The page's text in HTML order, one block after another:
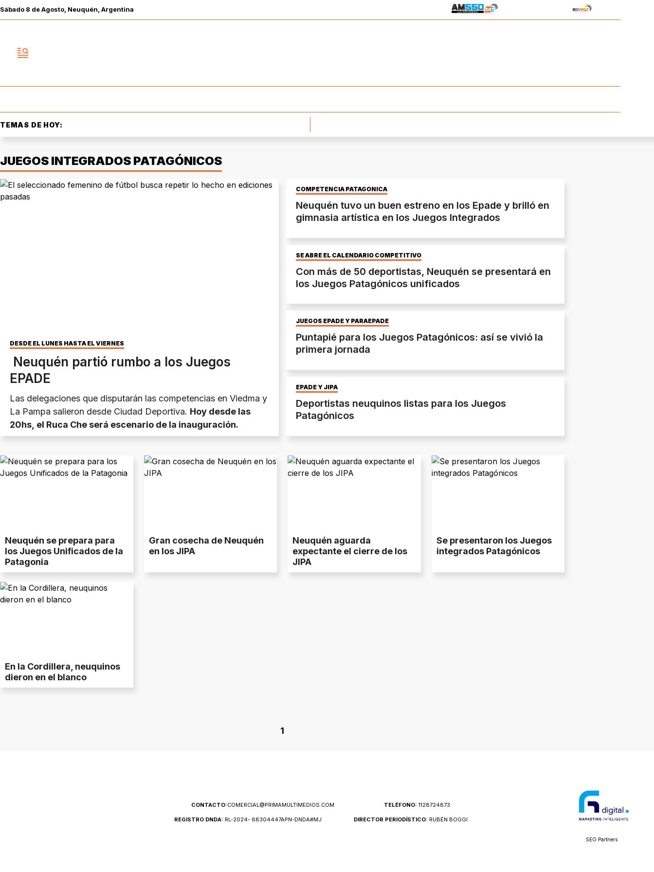
Sábado 8 deAgosto , Neuquén, Argentina
TEMAS DE HOY:
JUEGOS INTEGRADOS PATAGÓNICOS
DESDE EL LUNES HASTA EL VIERNES
Neuquén partió rumbo a los Juegos
EPADE
Las delegaciones que disputarán las competencias en Viedma y
La Pampa salieron desde Ciudad Deportiva. Hoy desde las
20hs, el Ruca Che será escenario de la inauguración.
COMPETENCIA PATAGÓNICA
Neuquén tuvo un buen estreno en los Epade y brilló en
gimnasia artística en los Juegos Integrados
SE ABRE EL CALENDARIO COMPETITIVO
Con más de 50 deportistas, Neuquén se presentará en
los Juegos Patagónicos unificados
JUEGOS EPADE Y PARAEPADE
Puntapié para los Juegos Patagónicos: así se vivió la
primera jornada
EPADE Y JIPA
Deportistas neuquinos listas para los Juegos
Patagónicos
Neuquén se prepara para
los Juegos Unificados de la
Patagonia
Gran cosecha de Neuquén
en los JIPA
Neuquén aguarda
expectante el cierre de los
JIPA
Se presentaron los Juegos
integrados Patagónicos
En la Cordillera, neuquinos
dieron en el blanco
1
CONTACTO:COMERCIAL@PRIMAMULTIMEDIOS.COM TELÉFONO: 1128724873
REGISTRO DNDA: RL-2024- 68304447APN-DNDA#MJ DIRECTOR PERIODÍSTICO: RUBÉN BOGGI
SEO Partners